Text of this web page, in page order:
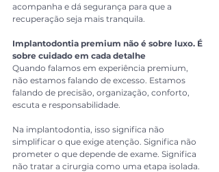
acompanha e dá segurança para que a
recuperação seja mais tranquila.
Implantodontia premium não é sobre luxo. É
sobre cuidado em cada detalhe
Quando falamos em experiência premium,
não estamos falando de excesso. Estamos
falando de precisão, organização, conforto,
escuta e responsabilidade.
Na implantodontia, isso significa não
simplificar o que exige atenção. Significa não
prometer o que depende de exame. Significa
não tratar a cirurgia como uma etapa isolada.